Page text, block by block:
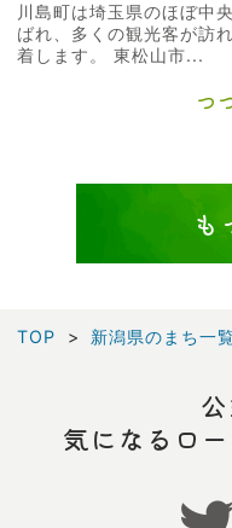
川島町は埼玉県のほぼ中
ばれ、多くの観光客が訪
着します。 東松山市...
つ
も
TOP 新潟県のまち一
気になるロ